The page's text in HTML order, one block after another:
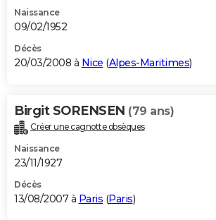
Naissance
09/02/1952
Décès
20/03/2008 à Nice (Alpes-Maritimes)
Birgit SORENSEN (79 ans)
Créer une cagnotte obsèques
Naissance
23/11/1927
Décès
13/08/2007 à Paris (Paris)